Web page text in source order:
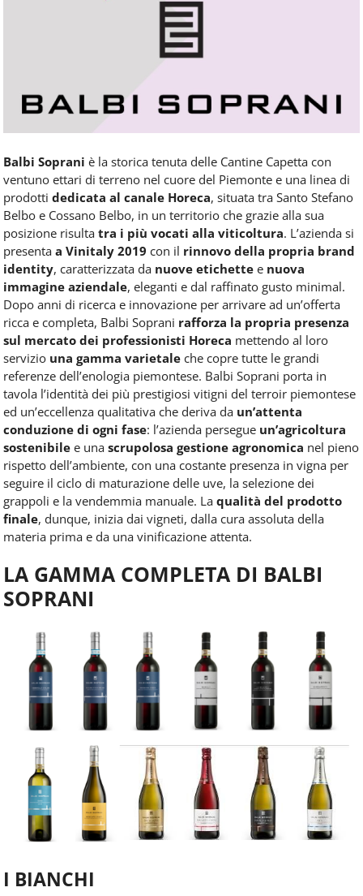
del
Balbi Soprani è la storica tenuta delle Cantine Capetta con
ventuno ettari di terreno nel cuore del Piemonte e una linea di
prodotti dedicata al canale Horeca, situata tra Santo Stefano
Belbo e Cossano Belbo, in un territorio che grazie alla sua
posizione risulta tra i più vocati alla viticoltura. L’azienda si
presenta a Vinitaly 2019 con il rinnovo della propria brand
identity, caratterizzata da nuove etichette e nuova
immagine aziendale, eleganti e dal raffinato gusto minimal.
Dopo anni di ricerca e innovazione per arrivare ad un’offerta
ricca e completa, Balbi Soprani rafforza la propria presenza
sul mercato dei professionisti Horeca mettendo al loro
servizio una gamma varietale che copre tutte le grandi
referenze dell’enologia piemontese. Balbi Soprani porta in
tavola l’identità dei più prestigiosi vitigni del terroir piemontese
ed un’eccellenza qualitativa che deriva da un’attenta
conduzione di ogni fase: l’azienda persegue un’agricoltura
sostenibile e una scrupolosa gestione agronomica nel pieno
rispetto dell’ambiente, con una costante presenza in vigna per
seguire il ciclo di maturazione delle uve, la selezione dei
grappoli e la vendemmia manuale. La qualità del prodotto
finale, dunque, inizia dai vigneti, dalla cura assoluta della
materia prima e da una vinificazione attenta.
LA GAMMA COMPLETA DI BALBI
SOPRANI
I BIANCHI